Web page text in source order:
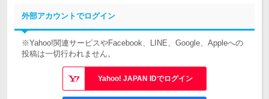
外部アカウントでログイン
※Yahoo!関連サービスやFacebook、LINE、Google、Appleへの
投稿は一切行われません。
Yahoo! JAPAN IDでログイン